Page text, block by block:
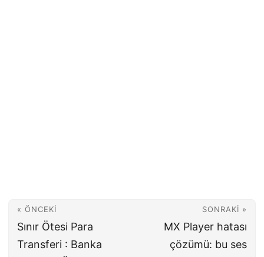
« ÖNCEKI
Sınır Ötesi Para
Transferi : Banka
SONRAKI »
MX Player hatası
çözümü: bu ses